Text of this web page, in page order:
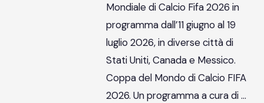
Mondiale di Calcio Fifa 2026 in
programma dall’11 giugno al 19
luglio 2026, in diverse città di
Stati Uniti, Canada e Messico.
Coppa del Mondo di Calcio FIFA
2026. Un programma a cura di …